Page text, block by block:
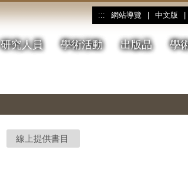
::: 網站導覽 中文版
研究人員 學術活動 出版品 學
線上提供書目